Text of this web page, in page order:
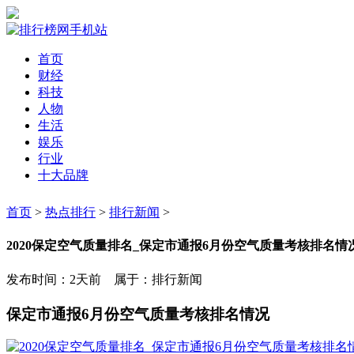
首页
财经
科技
人物
生活
娱乐
行业
十大品牌
首页 > 热点排行 > 排行新闻 >
2020保定空气质量排名_保定市通报6月份空气质量考核排名情
发布时间：2天前 属于：排行新闻
保定市通报6月份空气质量考核排名情况